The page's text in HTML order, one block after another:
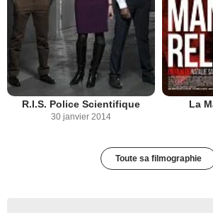
R.I.S. Police Scientifique
30 janvier 2014
La
Toute sa filmographie